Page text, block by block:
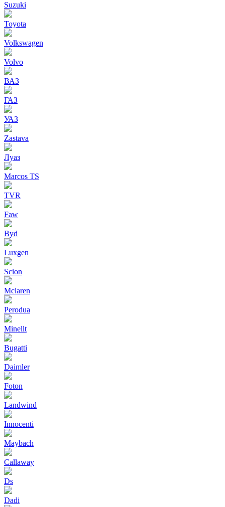
Suzuki
Toyota
Volkswagen
Volvo
ВАЗ
ГАЗ
УАЗ
Zastava
Луаз
Marcos TS
TVR
Faw
Byd
Luxgen
Scion
Mclaren
Perodua
Minellt
Bugatti
Daimler
Foton
Landwind
Innocenti
Maybach
Callaway
Ds
Dadi